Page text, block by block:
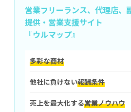
スーツのメンテナンス方法
クリーニングはあまり出さな
糸のほつれはこまめにチェッ
営業マンがスーツ以外に気を配
髪
肌
営業フリーランス、代理店、
提供・営業支援サイト
『ウルマップ』
多彩な商材
他社に負けない報酬条件
売上を最大化する営業ノウハウ